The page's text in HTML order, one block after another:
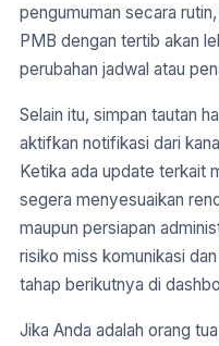
pengumuman secara
PMB dengan tertib akan
perubahan jadwal atau
Selain itu, simpan tautan
aktifkan notifikasi dari
Ketika ada update terkait
segera menyesuaikan
maupun persiapan
risiko miss komunikasi
tahap berikutnya di
Jika Anda adalah orang